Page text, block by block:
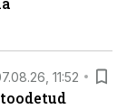
11:52